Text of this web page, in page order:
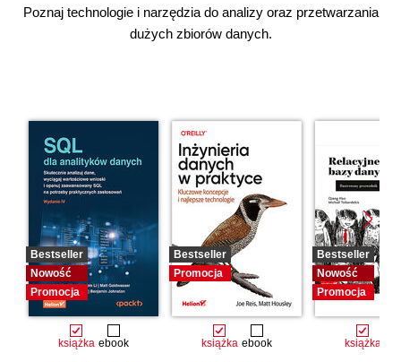
Poznaj technologie i narzędzia do analizy oraz przetwarzania
dużych zbiorów danych.
Bestseller
Nowość
Promocja
książka ebook
Bestseller
Promocja
książka ebook
Bestseller
Nowość
Promocja
książka